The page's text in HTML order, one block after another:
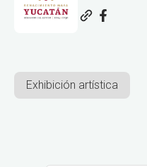
Exhibición artística